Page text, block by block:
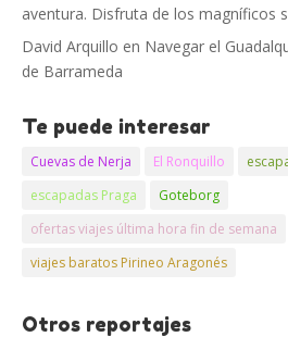
aventura. Disfruta de los magníficos
David Arquillo en Navegar el
de Barrameda
Te puede interesar
Cuevas de Nerja El Ronquillo
escapadas Praga
Goteborg
ofertas viajes última hora fin de semana
viajes baratos Pirineo Aragonés
Otros reportajes